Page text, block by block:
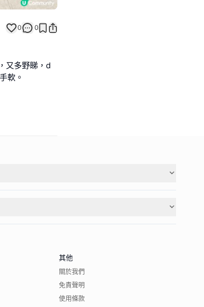
0 0
又多野睇，d
其他
關於我們
免責聲明
使用條款